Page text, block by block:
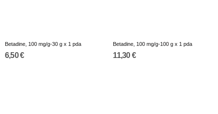
Betadine, 100 mg/g-30 g x 1 pda
6,50 €
Betadine, 100 mg/g-100 g x 1 pda
11,30 €